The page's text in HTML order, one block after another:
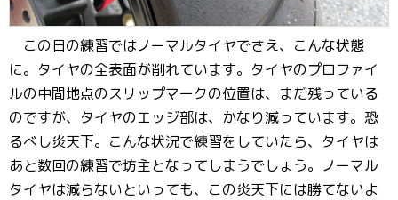
この日の練習ではノーマルタイヤでさえ、こんな状態
に。タイヤの全表面が削れています。タイヤのプロファイ
ルの中間地点のスリップマークの位置は、まだ残っている
のですが、タイヤのエッジ部は、かなり減っています。恐
るべし炎天下。こんな状況で練習をしていたら、タイヤは
あと数回の練習で坊主となってしまうでしょう。ノーマル
タイヤは減らないといっても、この炎天下には勝てないよ